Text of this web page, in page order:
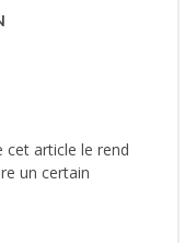
cet article le rend
un certain